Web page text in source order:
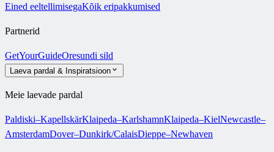
Eined eeltellimisegaKõik eripakkumised
Partnerid
GetYourGuideOresundi sild
Laeva pardal & Inspiratsioon
Meie laevade pardal
Paldiski–KapellskärKlaipeda–KarlshamnKlaipeda–KielNewcastle–
AmsterdamDover–Dunkirk/CalaisDieppe–Newhaven